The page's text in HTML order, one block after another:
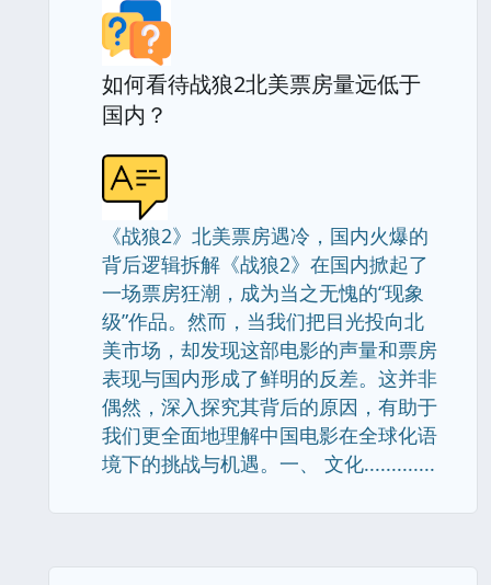
如何看待战狼2北美票房量远低于
国内？
《战狼2》北美票房遇冷，国内火爆的
背后逻辑拆解《战狼2》在国内掀起了
一场票房狂潮，成为当之无愧的“现象
级”作品。然而，当我们把目光投向北
美市场，却发现这部电影的声量和票房
表现与国内形成了鲜明的反差。这并非
偶然，深入探究其背后的原因，有助于
我们更全面地理解中国电影在全球化语
境下的挑战与机遇。一、 文化.............